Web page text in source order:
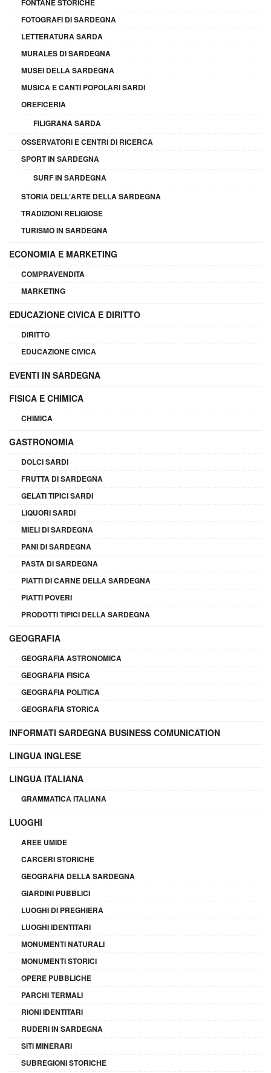
FONTANE STORICHE
FOTOGRAFI DI SARDEGNA
LETTERATURA SARDA
MURALES DI SARDEGNA
MUSEI DELLA SARDEGNA
MUSICA E CANTI POPOLARI SARDI
OREFICERIA
FILIGRANA SARDA
OSSERVATORI E CENTRI DI RICERCA
SPORT IN SARDEGNA
SURF IN SARDEGNA
STORIA DELL'ARTE DELLA SARDEGNA
TRADIZIONI RELIGIOSE
TURISMO IN SARDEGNA
ECONOMIA E MARKETING
COMPRAVENDITA
MARKETING
EDUCAZIONE CIVICA E DIRITTO
DIRITTO
EDUCAZIONE CIVICA
EVENTI IN SARDEGNA
FISICA E CHIMICA
CHIMICA
GASTRONOMIA
DOLCI SARDI
FRUTTA DI SARDEGNA
GELATI TIPICI SARDI
LIQUORI SARDI
MIELI DI SARDEGNA
PANI DI SARDEGNA
PASTA DI SARDEGNA
PIATTI DI CARNE DELLA SARDEGNA
PIATTI POVERI
PRODOTTI TIPICI DELLA SARDEGNA
GEOGRAFIA
GEOGRAFIA ASTRONOMICA
GEOGRAFIA FISICA
GEOGRAFIA POLITICA
GEOGRAFIA STORICA
INFORMATI SARDEGNA BUSINESS COMUNICATION
LINGUA INGLESE
LINGUA ITALIANA
GRAMMATICA ITALIANA
LUOGHI
AREE UMIDE
CARCERI STORICHE
GEOGRAFIA DELLA SARDEGNA
GIARDINI PUBBLICI
LUOGHI DI PREGHIERA
LUOGHI IDENTITARI
MONUMENTI NATURALI
MONUMENTI STORICI
OPERE PUBBLICHE
PARCHI TERMALI
RIONI IDENTITARI
RUDERI IN SARDEGNA
SITI MINERARI
SUBREGIONI STORICHE